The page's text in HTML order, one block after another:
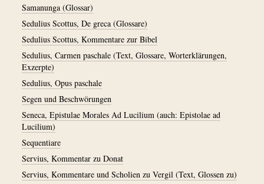
Samanunga (Glossar)
Sedulius Scottus, De greca (Glossare)
Sedulius Scottus, Kommentare zur Bibel
Sedulius, Carmen paschale (Text, Glossare, Worterklärungen,
Exzerpte)
Sedulius, Opus paschale
Segen und Beschwörungen
Seneca, Epistulae Morales Ad Lucilium (auch: Epistolae ad
Lucilium)
Sequentiare
Servius, Kommentar zu Donat
Servius, Kommentare und Scholien zu Vergil (Text, Glossen zu)